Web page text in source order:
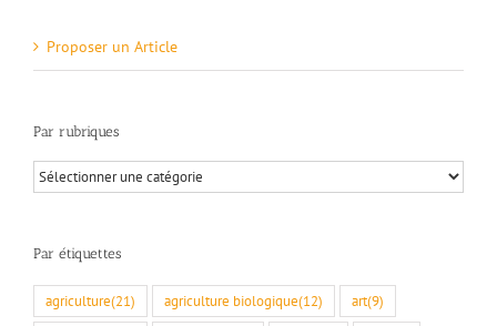
Proposer un Article
Par rubriques
Par
rubriques
Par étiquettes
agriculture(21) agriculture biologique(12) art(9)